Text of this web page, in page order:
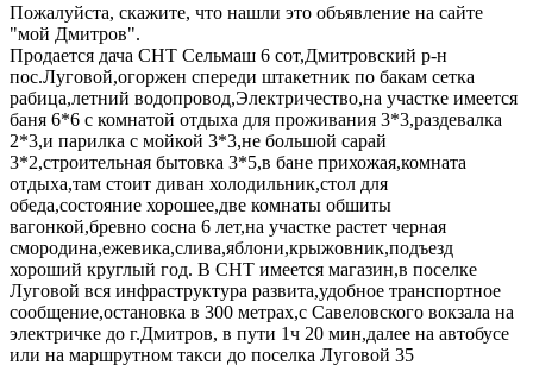
Пожалуйста, скажите, что нашли это объявление на сайте
"мой Дмитров".
Продается дача СНТ Сельмаш 6 сот,Дмитровский р-н
пос.Луговой,огоржен спереди штакетник по бакам сетка
рабица,летний водопровод,Электричество,на участке имеется
баня 6*6 с комнатой отдыха для проживания 3*3,раздевалка
2*3,и парилка с мойкой 3*3,не большой сарай
3*2,строительная бытовка 3*5,в бане прихожая,комната
отдыха,там стоит диван холодильник,стол для
обеда,состояние хорошее,две комнаты обшиты
вагонкой,бревно сосна 6 лет,на участке растет черная
смородина,ежевика,слива,яблони,крыжовник,подъезд
хороший круглый год. В СНТ имеется магазин,в поселке
Луговой вся инфраструктура развита,удобное транспортное
сообщение,остановка в 300 метрах,с Савеловского вокзала на
электричке до г.Дмитров, в пути 1ч 20 мин,далее на автобусе
или на маршрутном такси до поселка Луговой 35